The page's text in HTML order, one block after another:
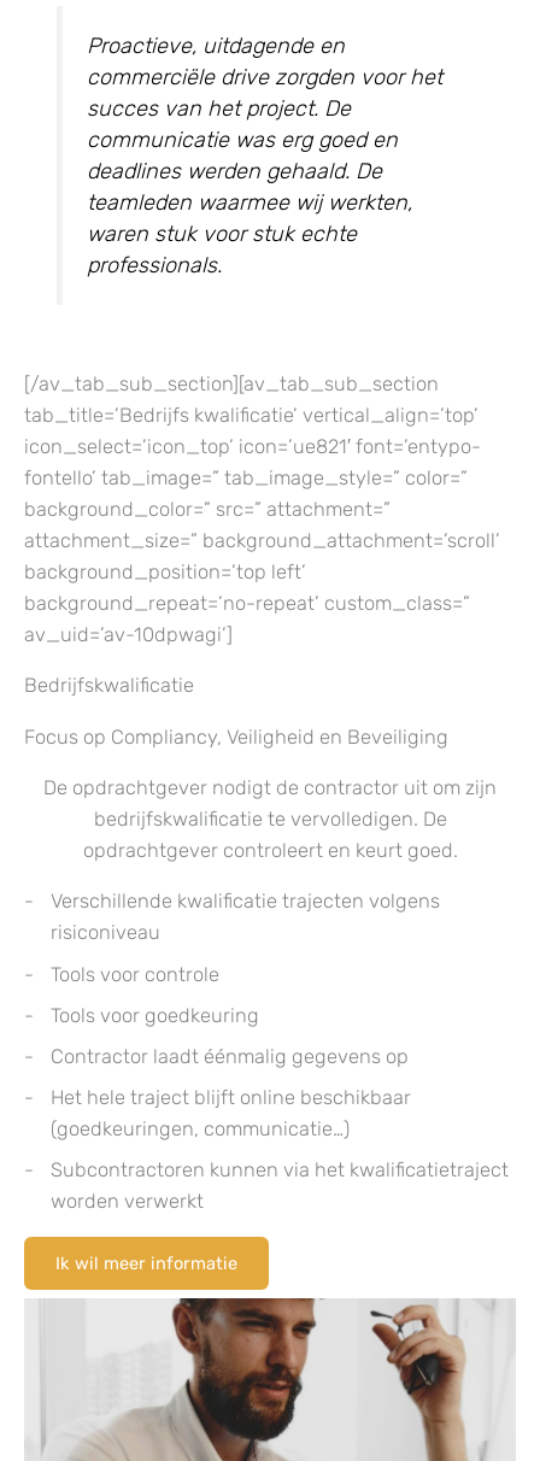
Proactieve, uitdagende en
commerciële drive zorgden voor het
succes van het project. De
communicatie was erg goed en
deadlines werden gehaald. De
teamleden waarmee wij werkten,
waren stuk voor stuk echte
professionals.
[/av_tab_sub_section][av_tab_sub_section
tab_title=’Bedrijfs kwalificatie’ vertical_align=’top’
icon_select=’icon_top’ icon=’ue821′ font=’entypo-
fontello’ tab_image=” tab_image_style=” color=”
background_color=” src=” attachment=”
attachment_size=” background_attachment=’scroll’
background_position=’top left’
background_repeat=’no-repeat’ custom_class=”
av_uid=’av-10dpwagi’]
Bedrijfskwalificatie
Focus op Compliancy, Veiligheid en Beveiliging
De opdrachtgever nodigt de contractor uit om zijn
bedrijfskwalificatie te vervolledigen. De
opdrachtgever controleert en keurt goed.
Verschillende kwalificatie trajecten volgens
risiconiveau
Tools voor controle
Tools voor goedkeuring
Contractor laadt éénmalig gegevens op
Het hele traject blijft online beschikbaar
(goedkeuringen, communicatie…)
Subcontractoren kunnen via het kwalificatietraject
worden verwerkt
Ik wil meer informatie